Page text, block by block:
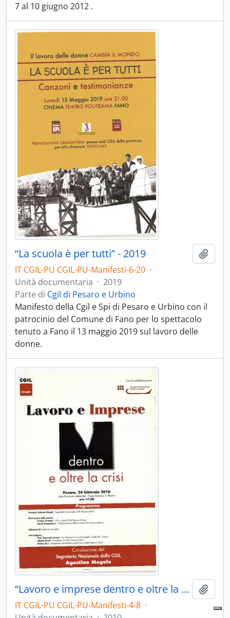
7 al 10 giugno 2012 .
“La scuola è per tutti” - 2019
IT CGIL-PU CGIL-PU-Manifesti-6-20 ·
Unità documentaria · 2019
Parte di Cgil di Pesaro e Urbino
Manifesto della Cgil e Spi di Pesaro e Urbino con il
patrocinio del Comune di Fano per lo spettacolo
tenuto a Fano il 13 maggio 2019 sul lavoro delle
donne.
“Lavoro e imprese dentro e oltre la crisi” - 2010
IT CGIL-PU CGIL-PU-Manifesti-4-8 ·